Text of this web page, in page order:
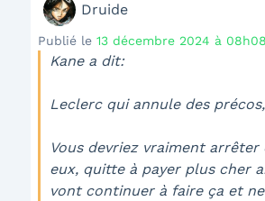
Druide
Publié le 13 décembre 2024 à 08h08
Kane a dit:
Leclerc qui annule des
Vous devriez vraiment arrêter
eux, quitte à payer plus cher
vont continuer à faire ça et